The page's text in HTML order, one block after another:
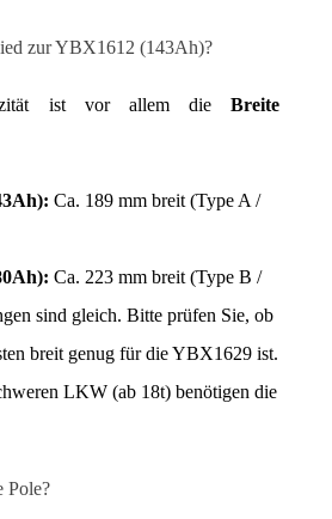
zur YBX1612 (143Ah)?
ist vor allem die Breite
Ca. 189 mm breit (Type A /
Ca. 223 mm breit (Type B /
sind gleich. Bitte prüfen Sie, ob
breit genug für die YBX1629 ist.
LKW (ab 18t) benötigen die
Pole?